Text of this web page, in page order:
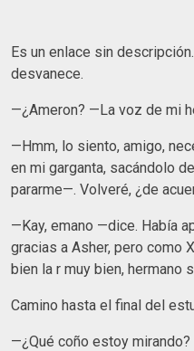
Es un enlace sin
desvanece.
—¿Ameron? —La voz de mi
—Hmm, lo siento, amigo,
en mi garganta, sacándolo
pararme—. Volveré, ¿de
—Kay, emano —dice. Había
gracias a Asher, pero como
bien la r muy bien, hermano
Camino hasta el final del
—¿Qué coño estoy